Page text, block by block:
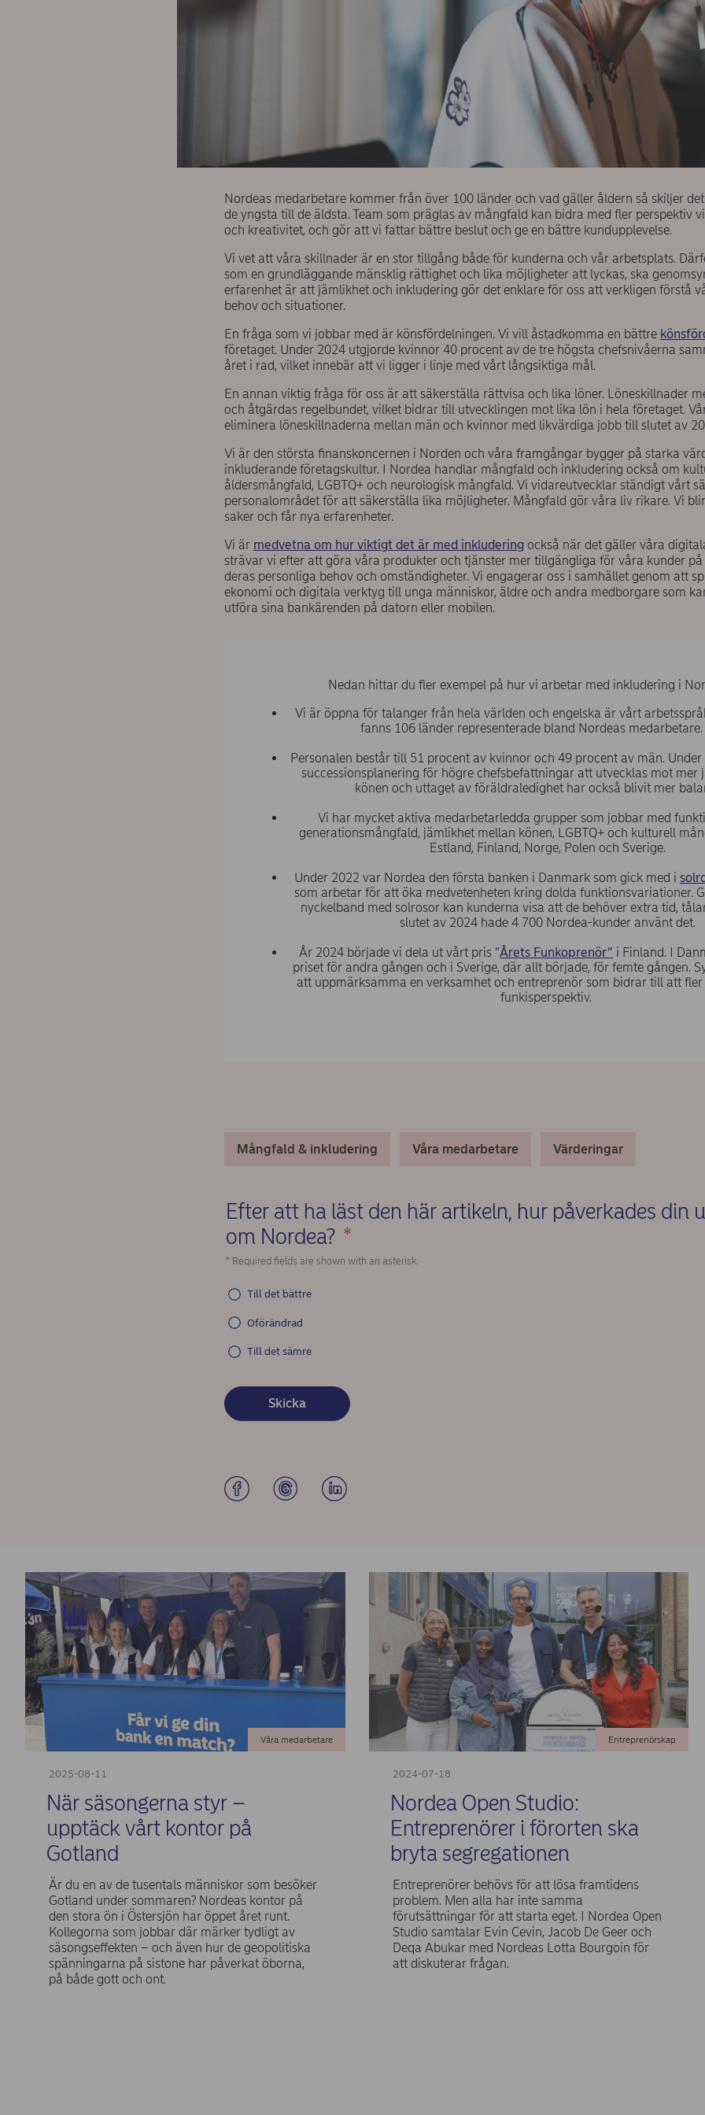
Nordeas medarbetare kommer från över 100 länder och vad gäller åldern så skiljer
de yngsta till de äldsta. Team som präglas av mångfald kan bidra med fler perspektiv
och kreativitet, och gör att vi fattar bättre beslut och ge en bättre kundupplevelse.
Vi vet att våra skillnader är en stor tillgång både för kunderna och vår arbetsplats.
som en grundläggande mänsklig rättighet och lika möjligheter att lyckas, ska
erfarenhet är att jämlikhet och inkludering gör det enklare för oss att verkligen förstå
behov och situationer.
En fråga som vi jobbar med är könsfördelningen. Vi vill åstadkomma en bättre
företaget. Under 2024 utgjorde kvinnor 40 procent av de tre högsta chefsnivåerna
året i rad, vilket innebär att vi ligger i linje med vårt långsiktiga mål.
En annan viktig fråga för oss är att säkerställa rättvisa och lika löner. Löneskillnader
och åtgärdas regelbundet, vilket bidrar till utvecklingen mot lika lön i hela företaget.
eliminera löneskillnaderna mellan män och kvinnor med likvärdiga jobb till slutet av
Vi är den största finanskoncernen i Norden och våra framgångar bygger på starka
inkluderande företagskultur. I Nordea handlar mångfald och inkludering också om
åldersmångfald, LGBTQ+ och neurologisk mångfald. Vi vidareutvecklar ständigt vårt
personalområdet för att säkerställa lika möjligheter. Mångfald gör våra liv rikare. Vi
saker och får nya erfarenheter.
Vi är medvetna om hur viktigt det är med inkluderingockså när det gäller våra
strävar vi efter att göra våra produkter och tjänster mer tillgängliga för våra kunder
deras personliga behov och omständigheter. Vi engagerar oss i samhället genom att
ekonomi och digitala verktyg till unga människor, äldre och andra medborgare som
utföra sina bankärenden på datorn eller mobilen.
Nedan hittar du fler exempel på hur vi arbetar med inkludering i
Vi är öppna för talanger från hela världen och engelska är vårt
fanns 106 länder representerade bland Nordeas
Personalen består till 51 procent av kvinnor och 49 procent av män.
successionsplanering för högre chefsbefattningar att utvecklas mot mer
könen och uttaget av föräldraledighet har också blivit mer
Vi har mycket aktiva medarbetarledda grupper som jobbar med
generationsmångfald, jämlikhet mellan könen, LGBTQ+ och kulturell
Estland, Finland, Norge, Polen och Sverige.
Under 2022 var Nordea den första banken i Danmark som gick med i
som arbetar för att öka medvetenheten kring dolda funktionsvariationer.
nyckelband med solrosor kan kunderna visa att de behöver extra tid,
slutet av 2024 hade 4 700 Nordea-kunder använt det.
År 2024 började vi dela ut vårt pris ”Årets Funkoprenör” i Finland. I
priset för andra gången och i Sverige, där allt började, för femte gången.
att uppmärksamma en verksamhet och entreprenör som bidrar till att
funkisperspektiv.
Mångfald & inkludering Våra medarbetare Värderingar
Efter att ha läst den här artikeln, hur påverkades din
om Nordea? *
* Required fields are shown with an asterisk.
Till det bättre
Oförändrad
Till det sämre
2025-08-11
Våra medarbetare
När säsongerna styr –
upptäck vårt kontor på
Gotland
Är du en av de tusentals människor som besöker
Gotland under sommaren? Nordeas kontor på
den stora ön i Östersjön har öppet året runt.
Kollegorna som jobbar där märker tydligt av
säsongseffekten – och även hur de geopolitiska
spänningarna på sistone har påverkat öborna,
på både gott och ont.
2024-07-18
Entreprenörskap
Nordea Open Studio:
Entreprenörer i förorten ska
bryta segregationen
Entreprenörer behövs för att lösa framtidens
problem. Men alla har inte samma
förutsättningar för att starta eget. I Nordea Open
Studio samtalar Evin Cevin, Jacob De Geer och
Deqa Abukar med Nordeas Lotta Bourgoin för
att diskuterar frågan.